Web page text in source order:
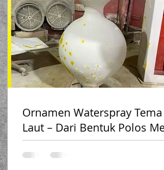
Ornamen Waterspray
Laut – Dari Bentuk Polos
Penuh Cerita